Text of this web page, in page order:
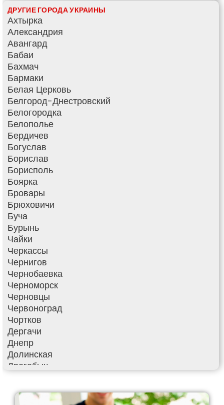
Обратная доставка
Быстрая курьерская доставка
Доставка за 60 минут
Доставить товар клиенту
Заказ еды на дом
АТБ доставка
Сильпо доставка
Варус доставка
Ашан доставка
ДРУГИЕ ГОРОДА УКРАИНЫ
Ахтырка
Александрия
Авангард
Бабаи
Бахмач
Бармаки
Белая Церковь
Белгород-Днестровский
Белогородка
Белополье
Бердичев
Богуслав
Борислав
Борисполь
Боярка
Бровары
Брюховичи
Буча
Бурынь
Чайки
Черкассы
Чернигов
Чернобаевка
Черноморск
Черновцы
Червоноград
Чортков
Дергачи
Днепр
Долинская
Дрогобыч
Фонтанка